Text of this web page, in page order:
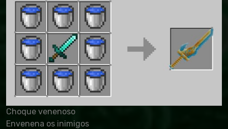
Choque venenoso
Envenena os inimigos